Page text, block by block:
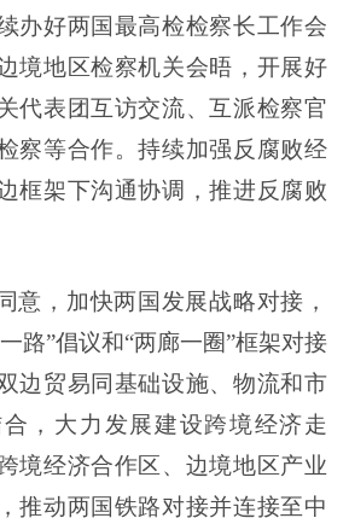
办好两国最高检检察长工作会
境地区检察机关会晤，开展好
代表团互访交流、互派检察官
察等合作。持续加强反腐败经
框架下沟通协调，推进反腐败
意，加快两国发展战略对接，
路”倡议和“两廊一圈”框架对接
边贸易同基础设施、物流和市
，大力发展建设跨境经济走
境经济合作区、边境地区产业
推动两国铁路对接并连接至中